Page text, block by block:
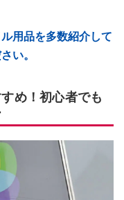
用品を多数紹介して
い。
め！初心者でも